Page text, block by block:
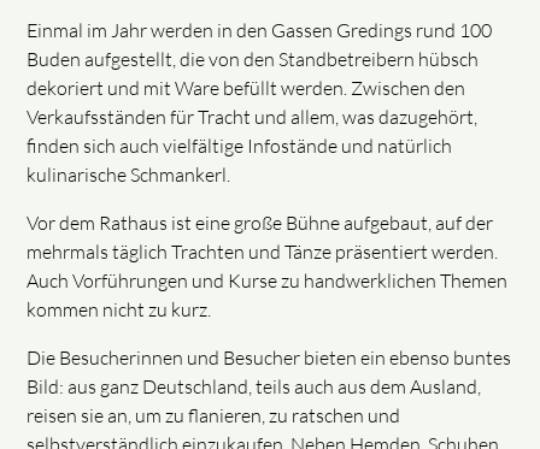
Einmal im Jahr werden in den Gassen Gredings rund 100
Buden aufgestellt, die von den Standbetreibern hübsch
dekoriert und mit Ware befüllt werden. Zwischen den
Verkaufsständen für Tracht und allem, was dazugehört,
finden sich auch vielfältige Infostände und natürlich
kulinarische Schmankerl.
Vor dem Rathaus ist eine große Bühne aufgebaut, auf der
mehrmals täglich Trachten und Tänze präsentiert werden.
Auch Vorführungen und Kurse zu handwerklichen Themen
kommen nicht zu kurz.
Die Besucherinnen und Besucher bieten ein ebenso buntes
Bild: aus ganz Deutschland, teils auch aus dem Ausland,
reisen sie an, um zu flanieren, zu ratschen und